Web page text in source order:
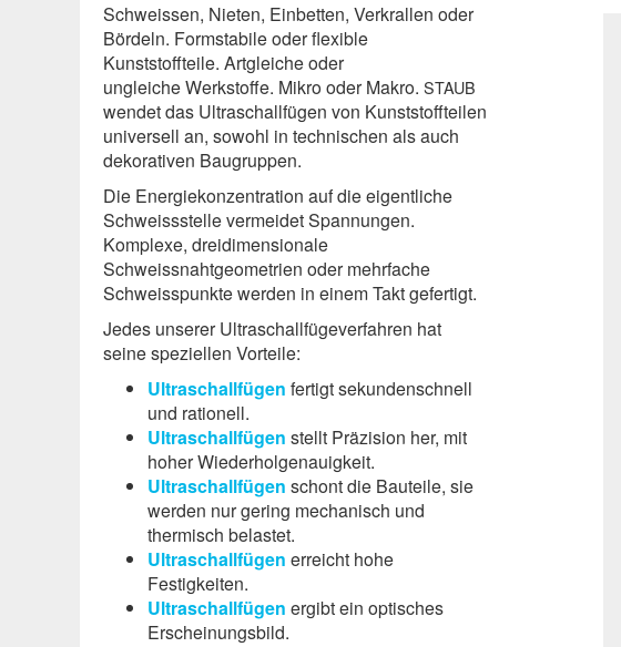
Schweissen, Nieten, Einbetten, Verkrallen oder
Bördeln. Formstabile oder flexible
Kunststoffteile. Artgleiche oder
ungleiche Werkstoffe. Mikro oder Makro. STAUB
wendet das Ultraschallfügen von Kunststoffteilen
universell an, sowohl in technischen als auch
dekorativen Baugruppen.
Die Energiekonzentration auf die eigentliche
Schweissstelle vermeidet Spannungen.
Komplexe, dreidimensionale
Schweissnahtgeometrien oder mehrfache
Schweisspunkte werden in einem Takt gefertigt.
Jedes unserer Ultraschallfügeverfahren hat
seine speziellen Vorteile:
Ultraschallfügen fertigt sekundenschnell
und rationell.
Ultraschallfügen stellt Präzision her, mit
hoher Wiederholgenauigkeit.
Ultraschallfügen schont die Bauteile, sie
werden nur gering mechanisch und
thermisch belastet.
Ultraschallfügen erreicht hohe
Festigkeiten.
Ultraschallfügen ergibt ein optisches
Erscheinungs­bild.